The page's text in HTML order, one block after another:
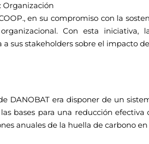
Organización
en su compromiso con la
Con esta iniciativa,
a sus stakeholders sobre el impacto
DANOBAT era disponer de un
bases para una reducción
anuales de la huella de carbono en